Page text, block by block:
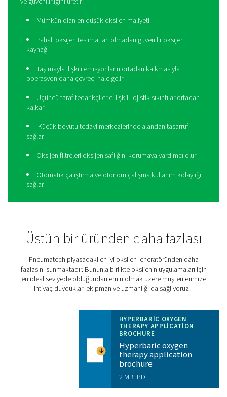
PPOG HE ile
sonraki seviyeye taşıyın
daha küçük çevresel ayak izi ile doğru oksijen hacmini,
ve güvenilirliğini üretir:
Mümkün olan en düşük oksijen maliyeti
Pahalı oksijen teslimatları olmadan güvenilir
Taşımayla ilişkili emisyonların ortadan kalkmasıyla
operasyon daha çevreci hale gelir
Üçüncü taraf tedarikçilerle ilişkili lojistik sıkıntılar